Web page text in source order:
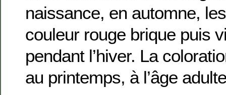
naissance, en automne,
couleur rouge brique puis
pendant l’hiver. La
au printemps, à l’âge